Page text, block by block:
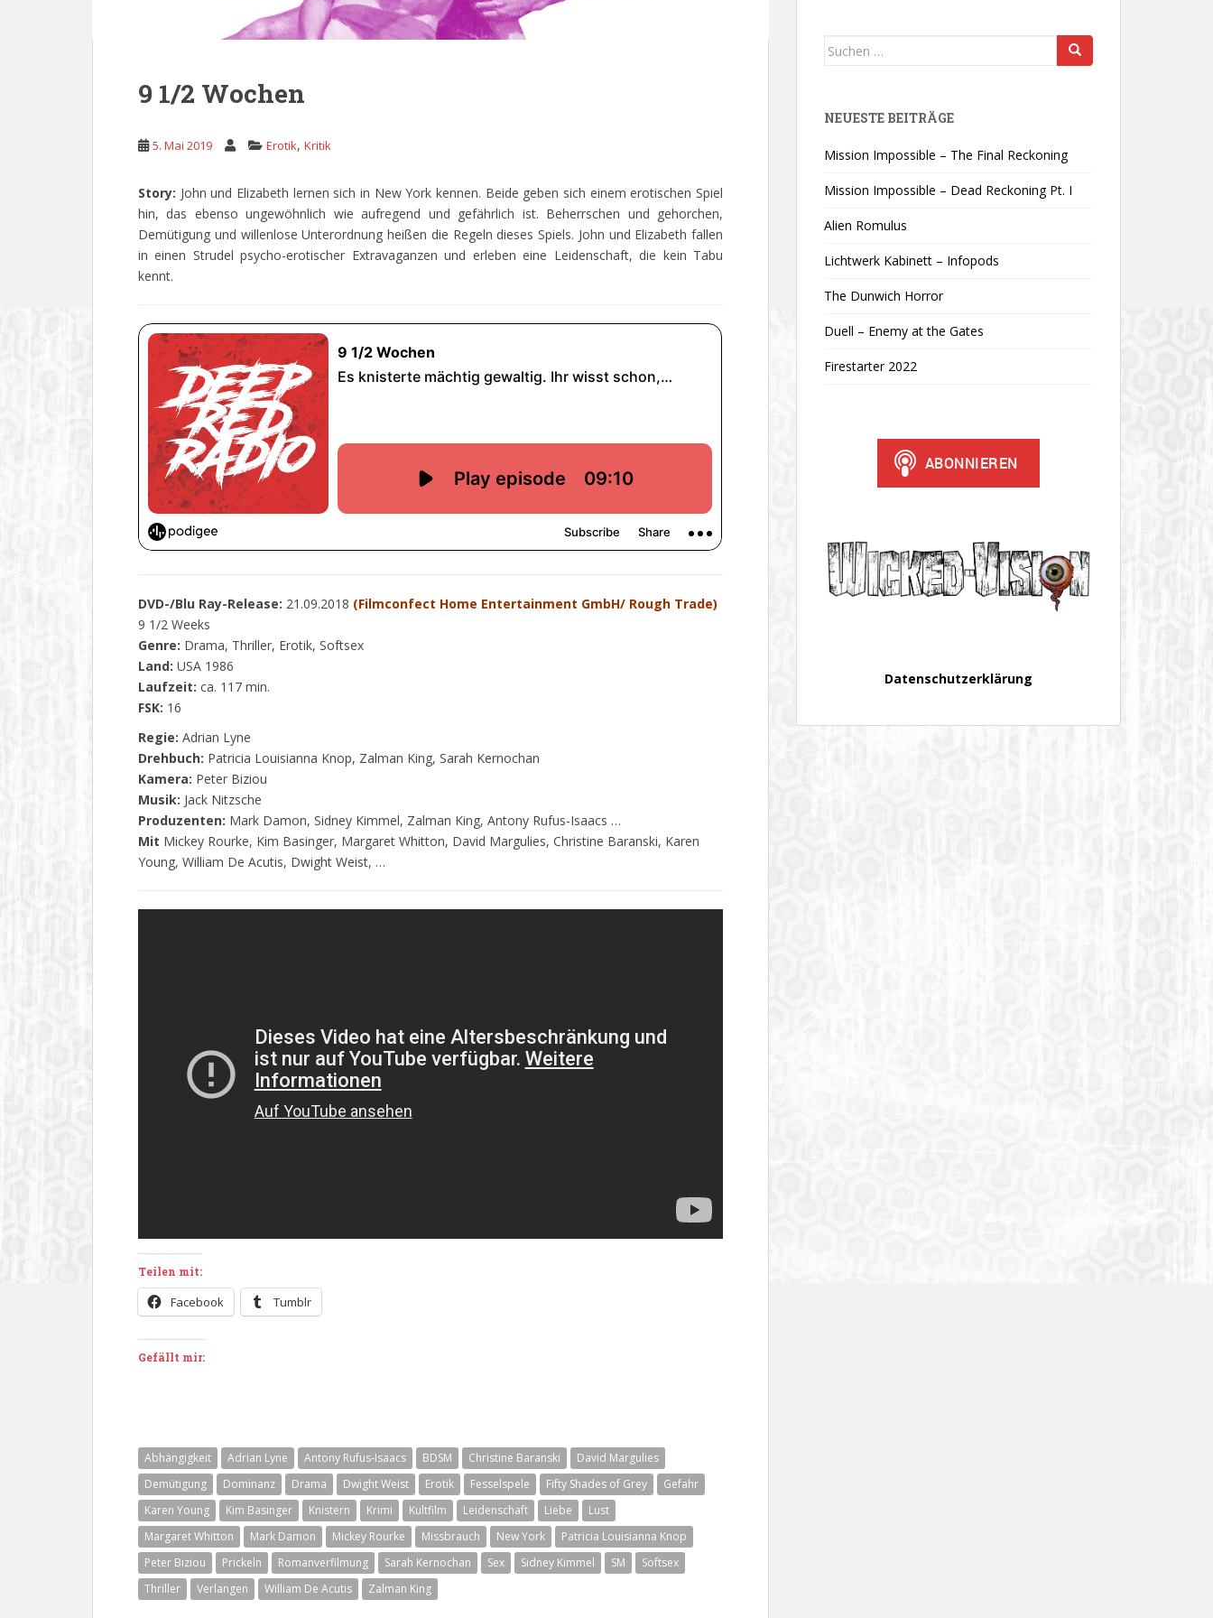
9 1/2 Wochen
5. Mai 2019 Erotik, Kritik
Story: John und Elizabeth lernen sich in New York kennen. Beide geben sich einem erotischen Spiel
hin, das ebenso ungewöhnlich wie aufregend und gefährlich ist. Beherrschen und gehorchen,
Demütigung und willenlose Unterordnung heißen die Regeln dieses Spiels. John und Elizabeth fallen
in einen Strudel psycho-erotischer Extravaganzen und erleben eine Leidenschaft, die kein Tabu
kennt.
DVD-/Blu Ray-Release: 21.09.2018 (Filmconfect Home Entertainment GmbH/ Rough Trade)
9 1/2 Weeks
Genre: Drama, Thriller, Erotik, Softsex
Land: USA 1986
Laufzeit: ca. 117 min.
FSK: 16
Regie: Adrian Lyne
Drehbuch: Patricia Louisianna Knop, Zalman King, Sarah Kernochan
Kamera: Peter Biziou
Musik: Jack Nitzsche
Produzenten: Mark Damon, Sidney Kimmel, Zalman King, Antony Rufus-Isaacs …
Mit Mickey Rourke, Kim Basinger, Margaret Whitton, David Margulies, Christine Baranski, Karen
Young, William De Acutis, Dwight Weist, …
Teilen mit:
Facebook Tumblr
Gefällt mir:
Abhängigkeit Adrian Lyne Antony Rufus-Isaacs BDSM Christine Baranski
David Margulies
Demütigung
Dominanz Drama Dwight Weist Erotik Fesselspele Fifty Shades of Grey
Gefahr
Karen Young
Kim Basinger Knistern Krimi Kultfilm Leidenschaft Liebe
Lust
Margaret Whitton
Mark Damon Mickey Rourke Missbrauch New York
Patricia Louisianna Knop
Peter Biziou
Prickeln Romanverfilmung Sarah Kernochan Sex Sidney Kimmel SM
Softsex
Thriller
Verlangen William De Acutis Zalman King
Suchen
NEUESTE BEITRÄGE
Mission Impossible – The Final Reckoning
Mission Impossible – Dead Reckoning Pt. I
Alien Romulus
Lichtwerk Kabinett – Infopods
The Dunwich Horror
Duell – Enemy at the Gates
Firestarter 2022
Datenschutzerklärung